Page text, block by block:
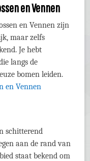
en Vennen
en Vennen zijn
maar zelfs
Je hebt
langs de
bomen leiden.
en Vennen
schitterend
aan de rand van
staat bekend om